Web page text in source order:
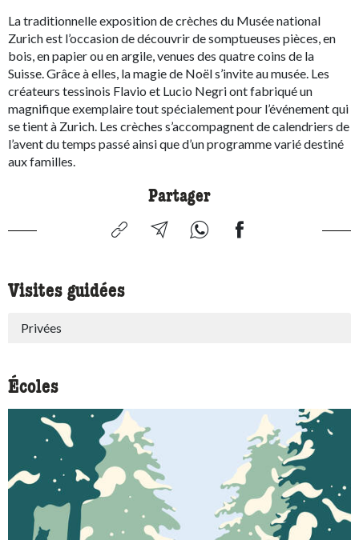
La traditionnelle exposition de crèches du Musée national
Zurich est l’occasion de découvrir de somptueuses pièces, en
bois, en papier ou en argile, venues des quatre coins de la
Suisse. Grâce à elles, la magie de Noël s’invite au musée. Les
créateurs tessinois Flavio et Lucio Negri ont fabriqué un
magnifique exemplaire tout spécialement pour l’événement qui
se tient à Zurich. Les crèches s’accompagnent de calendriers de
l’avent du temps passé ainsi que d’un programme varié destiné
aux familles.
Partager
Visites guidées
Privées
Écoles